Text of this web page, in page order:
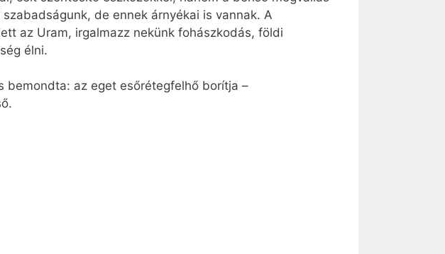
de ennek árnyékai is vannak. A
az Uram, irgalmazz nekünk fohászkodás, földi
élni.
bemondta: az eget esőrétegfelhő borítja –